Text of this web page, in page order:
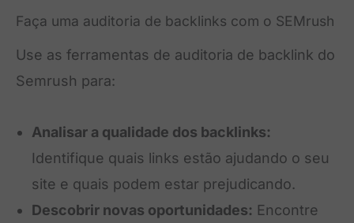
Faça uma auditoria de backlinks com o SEMrush
Use as ferramentas de auditoria de backlink do
Semrush para:
Analisar a qualidade dos backlinks:
Identifique quais links estão ajudando o seu
site e quais podem estar prejudicando.
Descobrir novas oportunidades: Encontre